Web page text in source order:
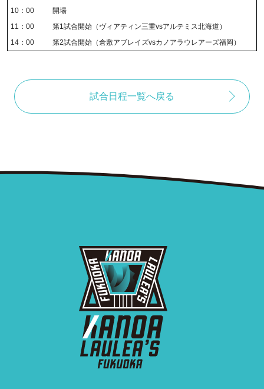
10：00
開場
11：00
第1試合開始（ヴィアティン三重vsアルテミス北海道）
14：00
第2試合開始（倉敷アブレイズvsカノアラウレアーズ福岡）
試合日程一覧へ戻る